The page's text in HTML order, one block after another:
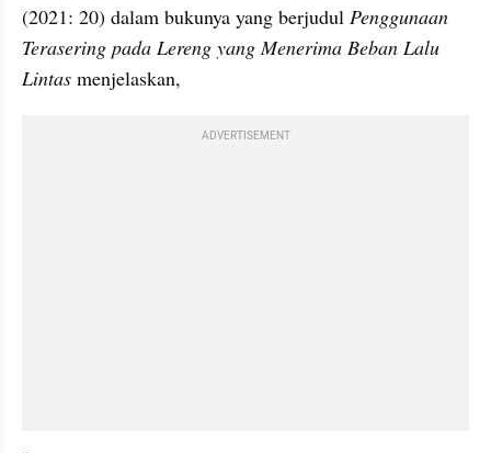
(2021: 20) dalam bukunya yang berjudul Penggunaan
Terasering pada Lereng yang Menerima Beban Lalu
Lintas menjelaskan,
ADVERTISEMENT